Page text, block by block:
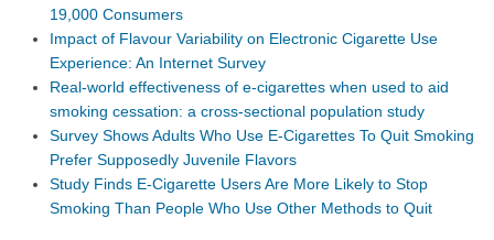
19,000 Consumers
Impact of Flavour Variability on Electronic Cigarette Use
Experience: An Internet Survey
Real-world effectiveness of e-cigarettes when used to aid
smoking cessation: a cross-sectional population study
Survey Shows Adults Who Use E-Cigarettes To Quit Smoking
Prefer Supposedly Juvenile Flavors
Study Finds E-Cigarette Users Are More Likely to Stop
Smoking Than People Who Use Other Methods to Quit